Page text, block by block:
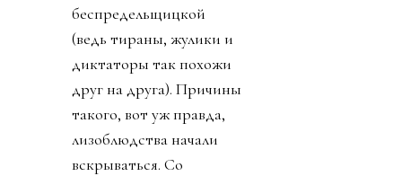
беспредельщицкой
(ведь тираны, жулики и
диктаторы так похожи
друг на друга). Причины
такого, вот уж правда,
лизоблюдства начали
вскрываться. Со